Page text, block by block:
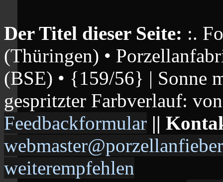
Der Titel dieser Seite: :.
(Thüringen) •
(BSE) • {159/56} | Sonne
gespritzter Farbverlauf:
Feedbackformular ||
weiterempfehlen